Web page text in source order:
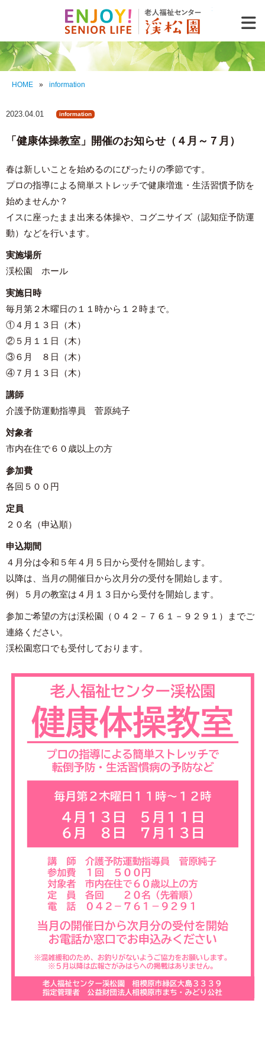
老人福祉セ
HOME » information
2023.04.01 information
「健康体操教室」開催のお知らせ（４月～７月）
春は新しいことを始めるのにぴったりの季節です。
プロの指導による簡単ストレッチで健康増進・生活習慣予防を
始めませんか？
イスに座ったまま出来る体操や、コグニサイズ（認知症予防運
動）などを行います。
実施場所
渓松園 ホール
実施日時
毎月第２木曜日の１１時から１２時まで。
①４月１３日（木）
②５月１１日（木）
③６月 ８日（木）
④７月１３日（木）
講師
介護予防運動指導員 菅原純子
対象者
市内在住で６０歳以上の方
参加費
各回５００円
定員
２０名（申込順）
申込期間
４月分は令和５年４月５日から受付を開始します。
以降は、当月の開催日から次月分の受付を開始します。
例）５月の教室は４月１３日から受付を開始します。
参加ご希望の方は渓松園（０４２－７６１－９２９１）までご
連絡ください。
渓松園窓口でも受付しております。